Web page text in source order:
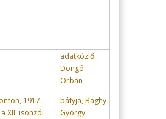
adatközlő:
Dongó
Orbán
1917.
XII. isonzói
bátyja, Baghy
György